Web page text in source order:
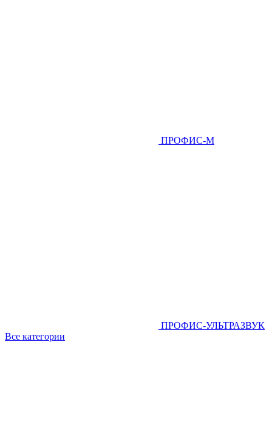
ПРОФИС-М
ПРОФИС-УЛЬТРАЗВУК
Все категории